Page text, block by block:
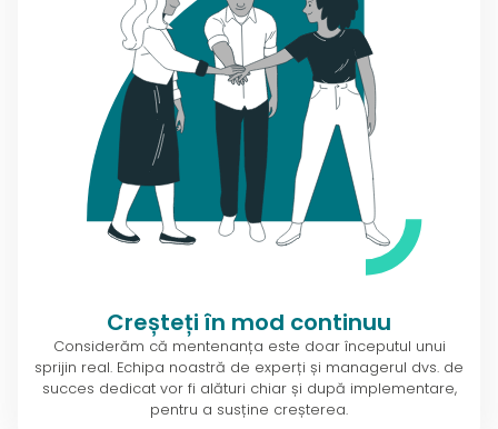
Creșteți în mod continuu
Considerăm că mentenanța este doar începutul unui
sprijin real. Echipa noastră de experți și managerul dvs. de
succes dedicat vor fi alături chiar și după implementare,
pentru a susține creșterea.